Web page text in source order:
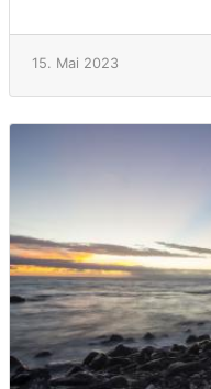
15. Mai 2023